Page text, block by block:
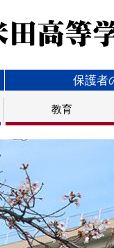
保護者
教育